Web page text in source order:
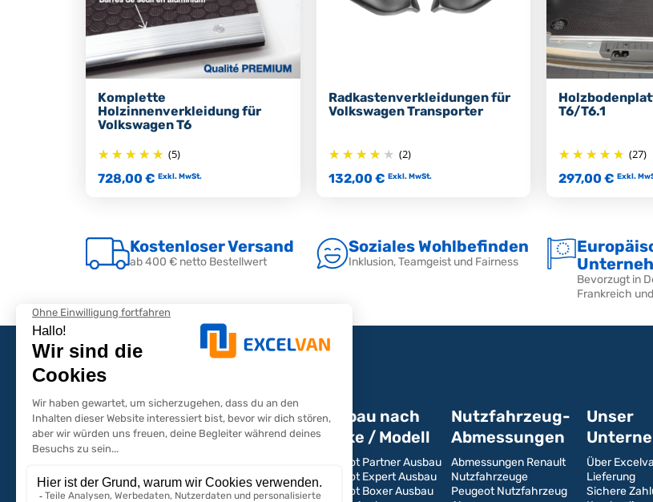
Komplette
Holzinnenverkleidung für
Volkswagen T6
(5)
728,00 € Exkl. MwSt.
Radkastenverkleidungen für
Volkswagen Transporter
(2)
132,00 € Exkl. MwSt.
T6/T6.1
(27)
297,00 € Exkl.
Kostenloser Versand
ab 400 € netto Bestellwert
Soziales Wohlbefinden
Inklusion, Teamgeist und Fairness
Bevorzugt in
Frankreich
Angebot?
Ausbau nach
Marke / Modell
Peugeot Partner Ausbau
Peugeot Expert Ausbau
Peugeot Boxer Ausbau
Nutzfahrzeug-
Abmessungen
Abmessungen Renault
Nutzfahrzeuge
Peugeot Nutzfahrzeug
Unser
Über
Lieferung
Sichere